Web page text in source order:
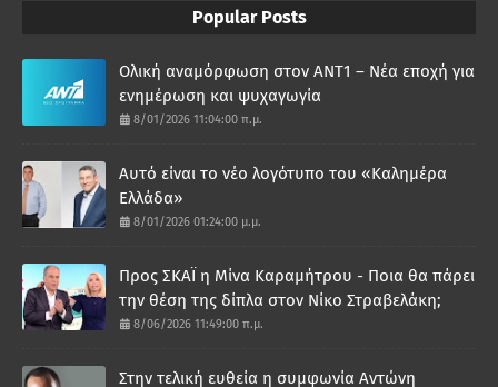
Popular Posts
Ολική αναμόρφωση στον ΑΝΤ1 – Νέα εποχή για
ενημέρωση και ψυχαγωγία
8/01/2026 11:04:00 π.μ.
Αυτό είναι το νέο λογότυπο του «Καλημέρα
Ελλάδα»
8/01/2026 01:24:00 μ.μ.
Προς ΣΚΑΪ η Μίνα Καραμήτρου - Ποια θα πάρει
την θέση της δίπλα στον Νίκο Στραβελάκη;
8/06/2026 11:49:00 π.μ.
Στην τελική ευθεία η συμφωνία Αντώνη